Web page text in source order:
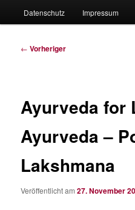
Datenschutz Impressum
Beitragsnavigation
← Vorheriger
Ayurveda for
Ayurveda –
Lakshmana
Veröffentlicht am27. November